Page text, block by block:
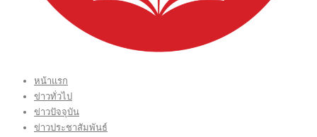
หน้าแรก
ข่าวทั่วไป
ข่าวปัจจุบัน
ข่าวประชาสัมพันธ์